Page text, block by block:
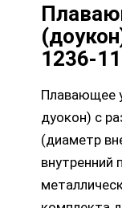
1236-
Плавающее
дуокон) с
(диаметр
внутренний